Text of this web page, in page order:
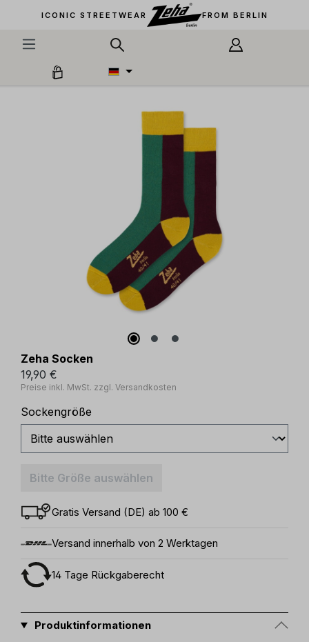
springen
ICONIC STREETWEAR FROM BERLIN
Bildergalerie überspringen
Zeha Socken
19,90 €
Preise inkl. MwSt. zzgl. Versandkosten
Sockengröße
Bitte Größe auswählen
Gratis Versand (DE) ab 100 €
Versand innerhalb von 2 Werktagen
14 Tage Rückgaberecht
Produktinformationen